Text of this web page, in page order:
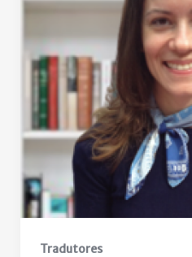
Tradutores